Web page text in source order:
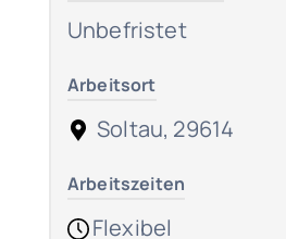
Unbefristet
Arbeitsort
Soltau, 29614
Arbeitszeiten
Flexibel